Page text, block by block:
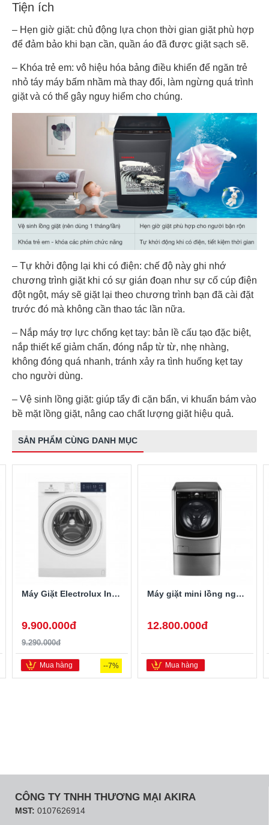
Tiện ích
– Hẹn giờ giặt: chủ động lựa chọn thời gian giặt phù hợp
để đảm bảo khi bạn cần, quần áo đã được giặt sạch sẽ.
– Khóa trẻ em: vô hiệu hóa bảng điều khiển để ngăn trẻ
nhỏ táy máy bấm nhầm mà thay đổi, làm ngừng quá trình
giặt và có thể gây nguy hiểm cho chúng.
– Tự khởi động lại khi có điện: chế độ này ghi nhớ
chương trình giặt khi có sự gián đoạn như sự cố cúp điện
đột ngột, máy sẽ giặt lại theo chương trình bạn đã cài đặt
trước đó mà không cần thao tác lần nữa.
– Nắp máy trợ lực chống kẹt tay: bản lề cấu tạo đặc biệt,
nắp thiết kế giảm chấn, đóng nắp từ từ, nhẹ nhàng,
không đóng quá nhanh, tránh xảy ra tình huống kẹt tay
cho người dùng.
– Vệ sinh lồng giặt: giúp tẩy đi cặn bẩn, vi khuẩn bám vào
bề mặt lồng giặt, nâng cao chất lượng giặt hiệu quả.
SẢN PHẨM CÙNG DANH MỤC
Máy Giặt Electrolux Inverter 10 Kg EWF1024D3WB
9.900.000đ
9.290.000đ
--7%
Mua hàng
Máy giặt mini lồng ngang Twinwash LG T2735NWLV 3.5Kg
12.800.000đ
Mua hàng
CÔNG TY TNHH THƯƠNG MẠI AKIRA
MST: 0107626914